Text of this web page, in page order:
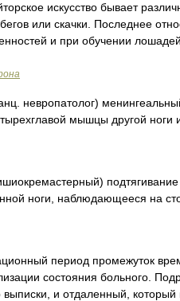
искусство бывает
или скачки. Последнее
и при обучении
невропатолог)
мышцы другой
подтягивание
ноги, наблюдающееся на
период промежуток
состояния больного.
и отдаленный, который